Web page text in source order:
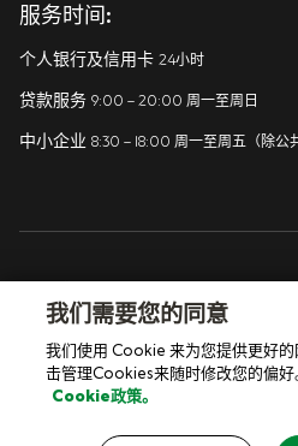
工商亮照标识
服务时间:
个人银行及信用卡 24小时
贷款服务 9:00 – 20:00 周一至周日
中小企业 8:30 – 18:00 周一至周五（除公
© 渣打银行 2026 本网站支持IPV6
我们需要您的同意
我们使用 Cookie 来为您提供更好
击管理Cookies来随时修改您的偏
Cookie政策。